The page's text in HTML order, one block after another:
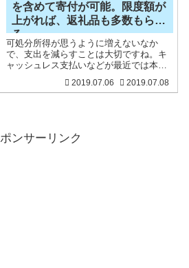
を含めて寄付が可能。限度額が
上がれば、返礼品も多数もらえ
る
可処分所得が思うように増えないなか
で、支出を減らすことは大切ですね。キ
ャッシュレス支払いなどが最近では本丸
活用することです。ふるさと納税は、年
2019.07.06 2019.07.08
ンサーリンク